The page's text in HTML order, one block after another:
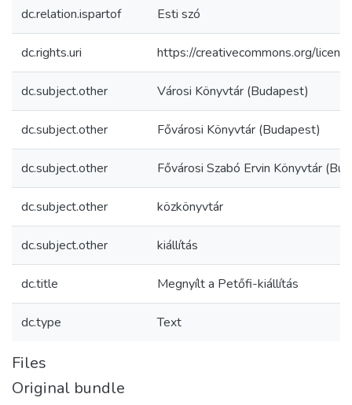
dc.relation.ispartof Esti szó
dc.rights.uri https://creativecommons.org/
dc.subject.other Városi Könyvtár (Budapest)
dc.subject.other Fővárosi Könyvtár (Budapest)
dc.subject.other Fővárosi Szabó Ervin Könyvtár
dc.subject.other közkönyvtár
dc.subject.other kiállítás
dc.title Megnyílt a Petőfi-kiállítás
dc.type Text
Files
Original bundle